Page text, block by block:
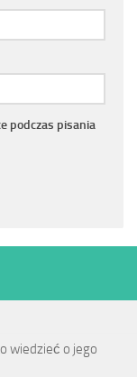
podczas pisania
wiedzieć o jego